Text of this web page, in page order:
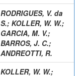
RODRIGUES, V. da
S.; KOLLER, W. W.;
GARCIA, M. V.;
BARROS, J. C.;
ANDREOTTI, R.
KOLLER, W. W.;